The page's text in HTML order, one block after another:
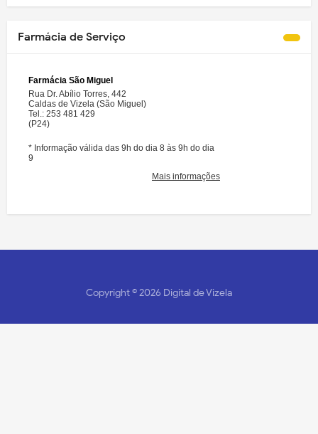
Farmácia de Serviço
Copyright ©2026 Digital de Vizela